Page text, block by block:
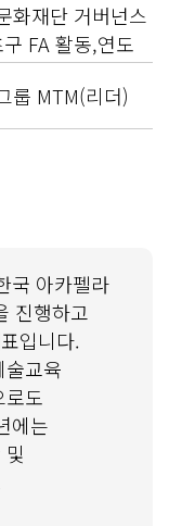
화재단 거버넌스
FA 활동,연도
룹 MTM(리더)
국 아카펠라
진행하고
입니다.
교육
로도
에는